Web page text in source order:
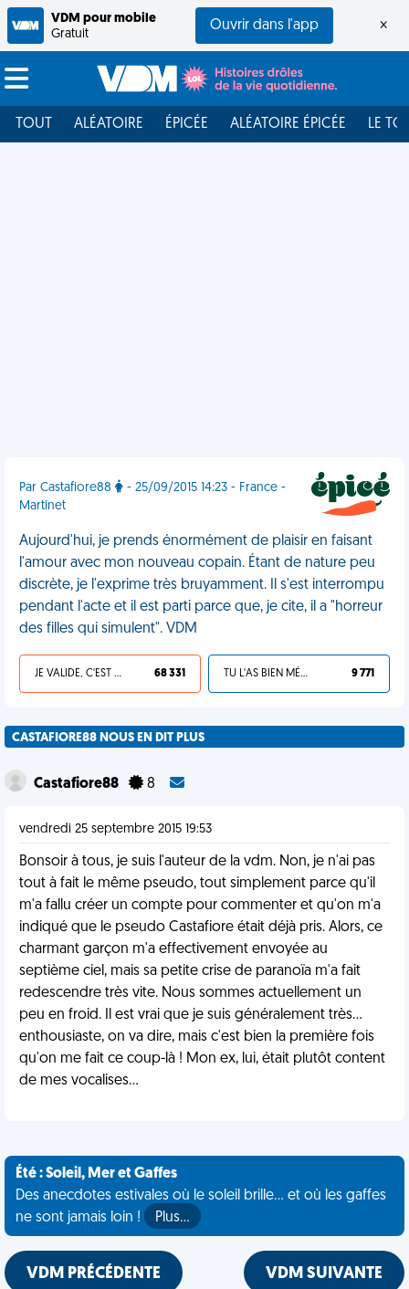
VDM pour mobile
Gratuit
Ouvrir dans l'app ×
TOUT ALÉATOIRE ÉPICÉE ALÉATOIRE ÉPICÉE LE
Par Castafiore88
- 25/09/2015 14:23 - France -
Martinet
Aujourd'hui, je prends énormément de plaisir en faisant
l'amour avec mon nouveau copain. Étant de nature peu
discrète, je l'exprime très bruyamment. Il s'est interrompu
pendant l'acte et il est parti parce que, je cite, il a "horreur
des filles qui simulent". VDM
JE VALIDE, C'EST UNE VDM 68 331 TU L'AS BIEN MÉRITÉ 9 771
CASTAFIORE88 NOUS EN DIT PLUS
Castafiore88 8
vendredi 25 septembre 2015 19:53
Bonsoir à tous, je suis l'auteur de la vdm. Non, je n'ai pas
tout à fait le même pseudo, tout simplement parce qu'il
m'a fallu créer un compte pour commenter et qu'on m'a
indiqué que le pseudo Castafiore était déjà pris. Alors, ce
charmant garçon m'a effectivement envoyée au
septième ciel, mais sa petite crise de paranoïa m'a fait
redescendre très vite. Nous sommes actuellement un
peu en froid. Il est vrai que je suis généralement très...
enthousiaste, on va dire, mais c'est bien la première fois
qu'on me fait ce coup-là ! Mon ex, lui, était plutôt content
de mes vocalises...
Été : Soleil, Mer et Gaffes
Des anecdotes estivales où le soleil brille... et où les gaffes
ne sont jamais loin !
Plus…
VDM PRÉCÉDENTE VDM SUIVANTE